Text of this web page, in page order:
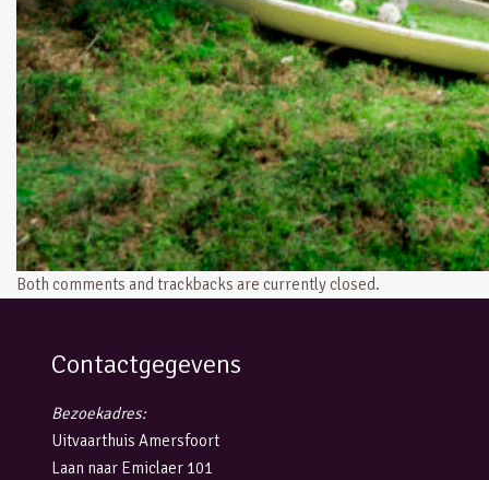
Both comments and trackbacks are currently closed.
Contactgegevens
Bezoekadres:
Uitvaarthuis Amersfoort
Laan naar Emiclaer 101